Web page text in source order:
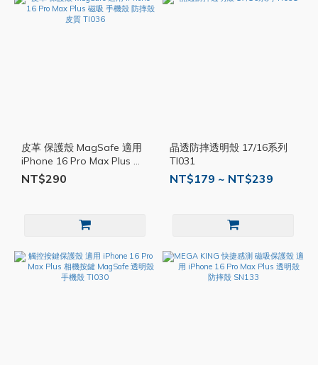
皮革 保護殼 MagSafe 適用
iPhone 16 Pro Max Plus 磁
吸 手機殼 防摔殼 皮質 TI036
NT$290
晶透防摔透明殼 17/16系列
TI031
NT$179 ~ NT$239